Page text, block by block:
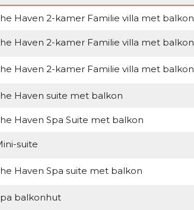
Haven 2-kamer Familie villa met balkon
Haven 2-kamer Familie villa met balkon
Haven 2-kamer Familie villa met balkon
Haven suite met balkon
Haven Spa Suite met balkon
suite
Haven Spa suite met balkon
balkonhut